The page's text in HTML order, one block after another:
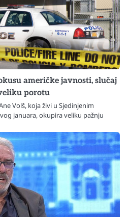
američke javnosti, slučaj
porotu
Volš, koja živi u Sjedinjenim
januara, okupira veliku pažnju